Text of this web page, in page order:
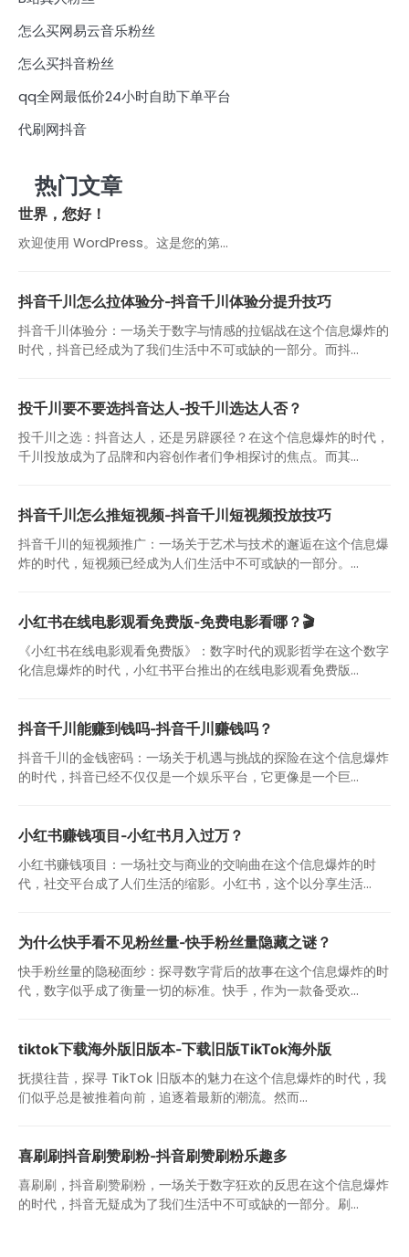
怎么买网易云音乐粉丝
怎么买抖音粉丝
qq全网最低价24小时自助下单平台
代刷网抖音
热门文章
世界，您好！
欢迎使用 WordPress。这是您的第…
抖音千川怎么拉体验分-抖音千川体验分提升技巧
抖音千川体验分：一场关于数字与情感的拉锯战在这个信息爆炸的
时代，抖音已经成为了我们生活中不可或缺的一部分。而抖...
投千川要不要选抖音达人-投千川选达人否？
投千川之选：抖音达人，还是另辟蹊径？在这个信息爆炸的时代，
千川投放成为了品牌和内容创作者们争相探讨的焦点。而其...
抖音千川怎么推短视频-抖音千川短视频投放技巧
抖音千川的短视频推广：一场关于艺术与技术的邂逅在这个信息爆
炸的时代，短视频已经成为人们生活中不可或缺的一部分。...
小红书在线电影观看免费版-免费电影看哪？🎬
《小红书在线电影观看免费版》：数字时代的观影哲学在这个数字
化信息爆炸的时代，小红书平台推出的在线电影观看免费版...
抖音千川能赚到钱吗-抖音千川赚钱吗？
抖音千川的金钱密码：一场关于机遇与挑战的探险在这个信息爆炸
的时代，抖音已经不仅仅是一个娱乐平台，它更像是一个巨...
小红书赚钱项目-小红书月入过万？
小红书赚钱项目：一场社交与商业的交响曲在这个信息爆炸的时
代，社交平台成了人们生活的缩影。小红书，这个以分享生活...
为什么快手看不见粉丝量-快手粉丝量隐藏之谜？
快手粉丝量的隐秘面纱：探寻数字背后的故事在这个信息爆炸的时
代，数字似乎成了衡量一切的标准。快手，作为一款备受欢...
tiktok下载海外版旧版本-下载旧版TikTok海外版
抚摸往昔，探寻 TikTok 旧版本的魅力在这个信息爆炸的时代，我
们似乎总是被推着向前，追逐着最新的潮流。然而...
喜刷刷抖音刷赞刷粉-抖音刷赞刷粉乐趣多
喜刷刷，抖音刷赞刷粉，一场关于数字狂欢的反思在这个信息爆炸
的时代，抖音无疑成为了我们生活中不可或缺的一部分。刷...